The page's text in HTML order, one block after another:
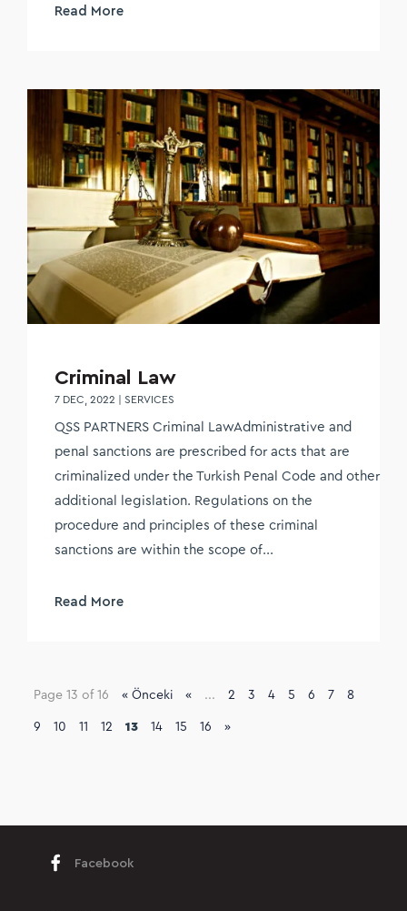
Read More
Criminal Law
7 DEC, 2022 SERVICES
QSS PARTNERS Criminal LawAdministrative and
penal sanctions are prescribed for acts that are
criminalized under the Turkish Penal Code and other
additional legislation. Regulations on the
procedure and principles of these criminal
sanctions are within the scope of...
Read More
Page 13 of 16 « Önceki « ... 2 3 4 5 6 7 8
9 10 11 12 13 14 15 16 »
Facebook